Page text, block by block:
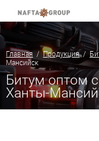
Главная /Продукция/
Мансийск
Битум оптом
Ханты-